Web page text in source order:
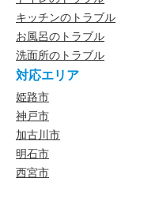
キッチンのトラブル
お風呂のトラブル
洗面所のトラブル
対応エリア
姫路市
神戸市
加古川市
明石市
西宮市